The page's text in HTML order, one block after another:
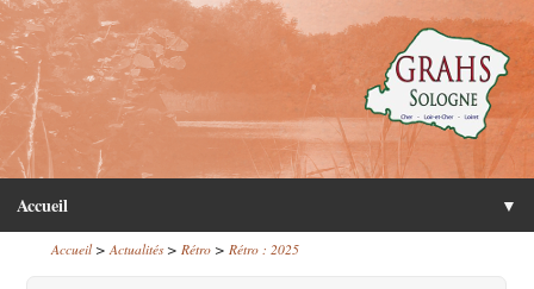
Accueil ▼
Accueil> Actualités> Rétro> Rétro : 2025